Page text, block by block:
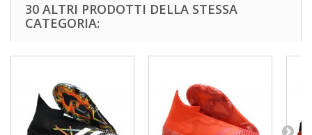
30 ALTRI PRODOTTI DELLA STESSA
CATEGORIA: